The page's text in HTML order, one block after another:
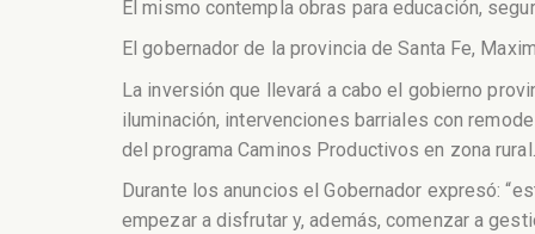
El mismo contempla obras para educación,
El gobernador de la provincia de Santa Fe,
La inversión que llevará a cabo el gobierno
iluminación, intervenciones barriales con
del programa Caminos Productivos en zona rural.
Durante los anuncios el Gobernador expresó:
empezar a disfrutar y, además, comenzar a